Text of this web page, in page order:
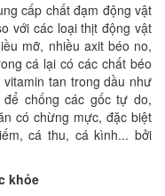
cấp chất đạm động vật
với các loại thịt động vật
mỡ, nhiều axit béo no,
cá lại có các chất béo
tan trong dầu như
chống các gốc tự do,
có chừng mực, đặc biệt
cá thu, cá kình... bởi
khỏe